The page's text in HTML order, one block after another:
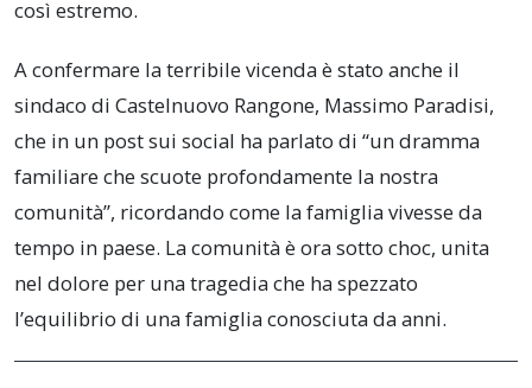
così estremo.
A confermare la terribile vicenda è stato anche il
sindaco di Castelnuovo Rangone, Massimo Paradisi,
che in un post sui social ha parlato di “un dramma
familiare che scuote profondamente la nostra
comunità”, ricordando come la famiglia vivesse da
tempo in paese. La comunità è ora sotto choc, unita
nel dolore per una tragedia che ha spezzato
l’equilibrio di una famiglia conosciuta da anni.